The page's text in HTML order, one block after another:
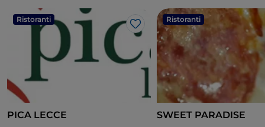
Ristoranti
Like
PICA LECCE
Ristoranti
SWEET PARADISE